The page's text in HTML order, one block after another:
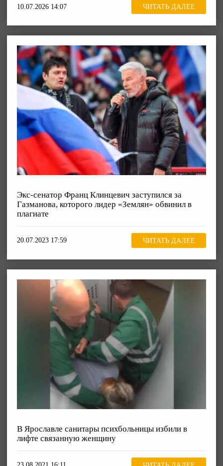
10.07.2026 14:07 ЧИТАТЬ ДАЛЕЕ
Экс-сенатор Франц Клинцевич заступился за
Газманова, которого лидер «Землян» обвинил в
плагиате
20.07.2023 17:59 ЧИТАТЬ ДАЛЕЕ
В Ярославле санитары психбольницы избили в
лифте связанную женщину